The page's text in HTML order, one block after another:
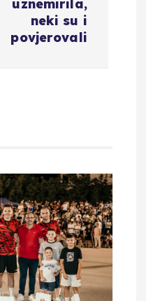
uznemirila,
neki su i
povjerovali